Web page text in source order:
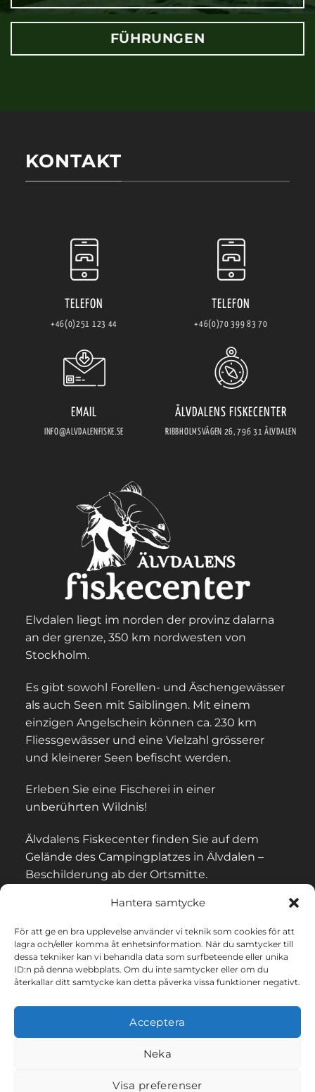
Hantera samtycke
För att ge en bra upplevelse använder vi teknik som cookies för att
lagra och/eller komma åt enhetsinformation. När du samtycker till
dessa tekniker kan vi behandla data som surfbeteende eller unika
ID:n på denna webbplats. Om du inte samtycker eller om du
återkallar ditt samtycke kan detta påverka vissa funktioner negativt.
Acceptera
Neka
Visa preferenser
FÜHRUNGEN
KONTAKT
TELEFON
+46(0)251 123 44
TELEFON
+46(0)70 399 83 70
EMAIL
INFO@ALVDALENFISKE.SE
ÄLVDALENS FISKECENTER
RIBBHOLMSVÄGEN 26, 796 31 ÄLVDALEN
Elvdalen liegt im norden der provinz dalarna
an der grenze, 350 km nordwesten von
Stockholm.
Es gibt sowohl Forellen- und Äschengewässer
als auch Seen mit Saiblingen. Mit einem
einzigen Angelschein können ca. 230 km
Fliessgewässer und eine Vielzahl grösserer
und kleinerer Seen befischt werden.
Erleben Sie eine Fischerei in einer
unberührten Wildnis!
Älvdalens Fiskecenter finden Sie auf dem
Gelände des Campingplatzes in Älvdalen –
Beschilderung ab der Ortsmitte.
KONTAKT UND BEGRIFFE